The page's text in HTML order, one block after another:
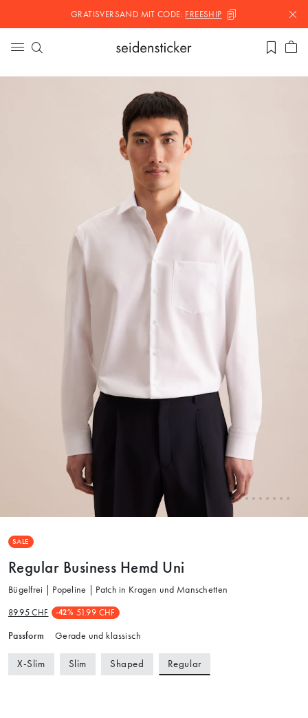
GRATISVERSAND MITCODE: FREESHIP
SALE
Regular Business Hemd Uni
Bügelfrei | Popeline | Patch in Kragen und Manschetten
89.95 CHF -42% 51.99 CHF
Passform Gerade und klassisch
X-Slim Slim Shaped Regular